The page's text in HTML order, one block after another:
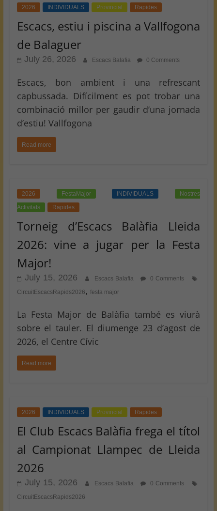
2026 INDIVIDUALS Provincial Rapides
Escacs, estiu i piscina a Vallfogona
de Balaguer
July 26, 2026 Escacs Balafia 0 Comments
Escacs, bon ambient i una refrescant
capbussada. Difícilment es pot trobar una
combinació millor per gaudir d’una jornada
d’estiu! Vallfogona
Read more
2026 FestaMajor INDIVIDUALS
Nostres
Activitats
Rapides
Torneig d’Escacs Balàfia Lleida
2026: vine a jugar per la Festa
Major!
July 15, 2026 Escacs Balafia
0 Comments
CircuitEscacsRapids2026, festa major
La Festa Major de Balàfia també es viurà
sobre el tauler. El diumenge 23 d’agost de
2026, el Centre Cívic
Read more
2026 INDIVIDUALS Provincial Rapides
El Club Escacs Balàfia frega el títol
al Campionat Llampec de Lleida
2026
July 15, 2026 Escacs Balafia
0 Comments
CircuitEscacsRapids2026